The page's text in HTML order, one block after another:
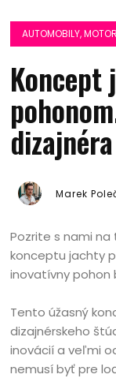
AUTOMOBILY,
Koncept
Marek
Pozrite s nami
konceptu jachty
inovatívny pohon
Tento úžasný
dizajnérskeho
inovácií a veľmi
nemusí byť pre